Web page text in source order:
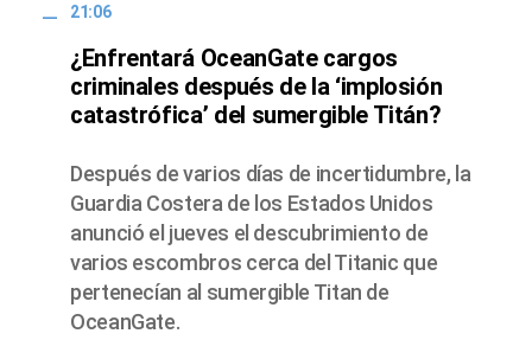
21:06
¿Enfrentará OceanGate cargos
criminales después de la ‘implosión
catastrófica’ del sumergible Titán?
Después de varios días de incertidumbre, la
Guardia Costera de los Estados Unidos
anunció el jueves el descubrimiento de
varios escombros cerca del Titanic que
pertenecían al sumergible Titan de
OceanGate.